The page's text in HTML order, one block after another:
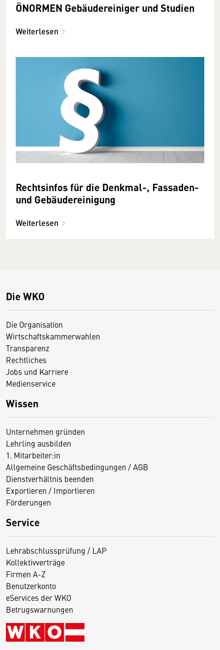
ÖNORMEN Gebäudereiniger und Studien
Weiterlesen
Rechtsinfos für die Denkmal-, Fassaden-
und Gebäudereinigung
Weiterlesen
Die WKO
Die Organisation
Wirtschaftskammerwahlen
Transparenz
Rechtliches
Jobs und Karriere
Medienservice
Wissen
Unternehmen gründen
Lehrling ausbilden
1. Mitarbeiter:in
Allgemeine Geschäftsbedingungen / AGB
Dienstverhältnis beenden
Exportieren / Importieren
Förderungen
Service
Lehrabschlussprüfung / LAP
Kollektivverträge
Firmen A-Z
Benutzerkonto
eServices der WKO
Betrugswarnungen